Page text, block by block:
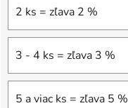
2 ks = zľava 2 %
3 - 4 ks = zľava 3 %
5 a viac ks = zľava 5 %